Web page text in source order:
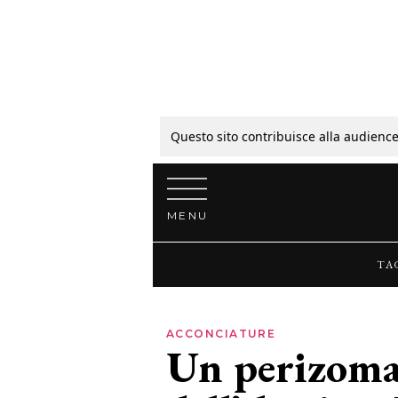
Questo sito contribuisce alla
Vai al contenuto
MENU
ACCONCIATURE
Un